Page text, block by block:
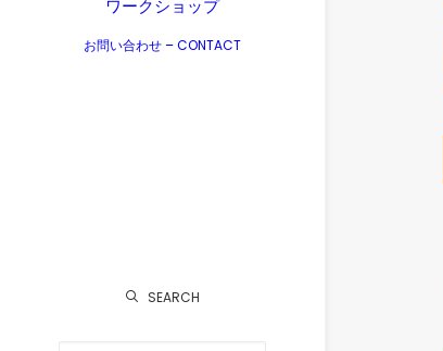
ワークショップ
お問い合わせ – CONTACT
SEARCH